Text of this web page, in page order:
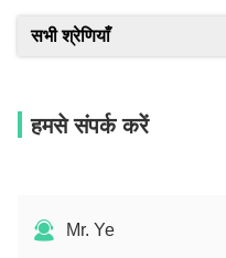
सभी श्रेणियाँ
हमसे संपर्क करें
Mr. Ye